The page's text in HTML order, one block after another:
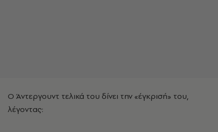
Ο Άντεργουντ τελικά του δίνει την «έγκρισή» του,
λέγοντας: